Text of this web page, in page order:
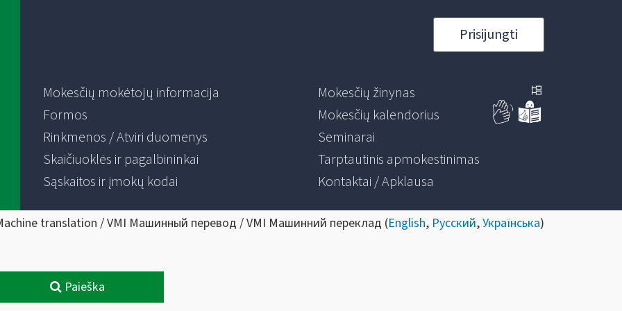
Prisijungti
Mokesčių mokėtojų informacija
Formos
Rinkmenos / Atviri duomenys
Skaičiuoklės ir pagalbininkai
Sąskaitos ir įmokų kodai
Mokesčių žinynas
Mokesčių kalendorius
Seminarai
Tarptautinis apmokestinimas
Kontaktai / Apklausa
translation / VMI Машинный перевод / VMI Машинний переклад (English, Русский,Українська)
Paieška